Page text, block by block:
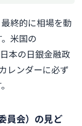
終的に相場を動
米国の
本の日銀金融政
レンダーに必ず
員会）の見ど